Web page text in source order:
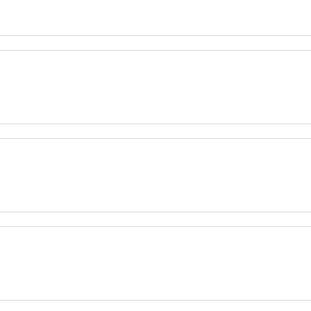
skla, která je společná jak pro naši republiku, tak pro
šlechtický rod Collaltů. Na výstavě budou představeny
pracoviště Národního památkového ústavu v Telči
Koná ve středu 26. února 2025 v 17:17 hodin v
skla, která je společná jak pro naši republiku, tak pro
šlechtický rod Collaltů. Na výstavě budou představeny